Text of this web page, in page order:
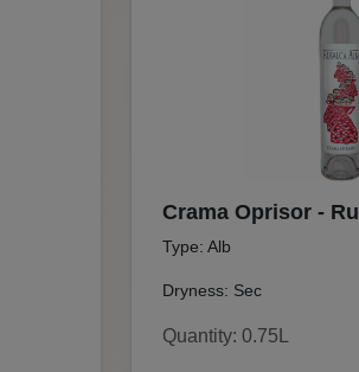
Crama Oprisor -
Type: Alb
Dryness: Sec
Quantity: 0.75L